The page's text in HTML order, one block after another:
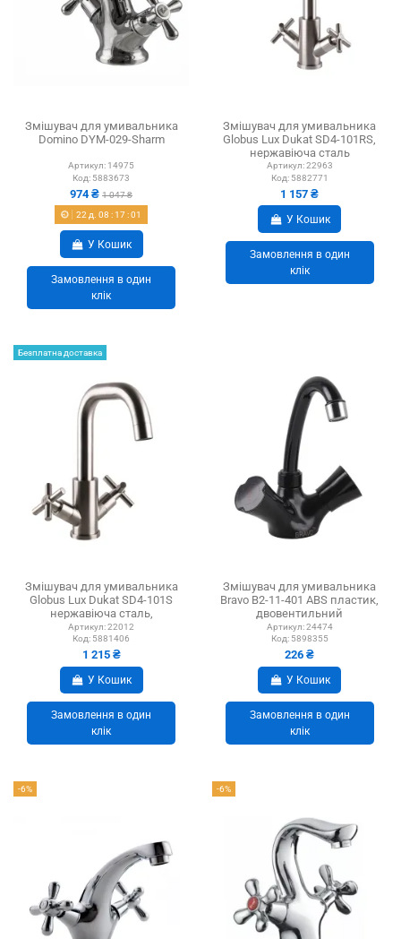
Змішувач для умивальника
Domino DYM-029-Sharm
Артикул: 14975
Код: 5883673
974 ₴1 047 ₴
22 д. 08 : 17:01
У Кошик
Замовлення в один
клік
Змішувач для умивальника
Globus Lux Dukat SD4-101RS,
нержавіюча сталь
Артикул:22963
Код: 5882771
1 157 ₴
У Кошик
Замовлення в один
клік
Безплатна доставка
Змішувач для умивальника
Globus Lux Dukat SD4-101S
нержавіюча сталь,
двовентильний
Артикул:22012
Код: 5881406
1 215 ₴
У Кошик
Замовлення в один
клік
Змішувач для умивальника
Bravo B2-11-401 ABS пластик,
двовентильний
Артикул:24474
Код: 5898355
226 ₴
У Кошик
Замовлення в один
клік
-6% -6%